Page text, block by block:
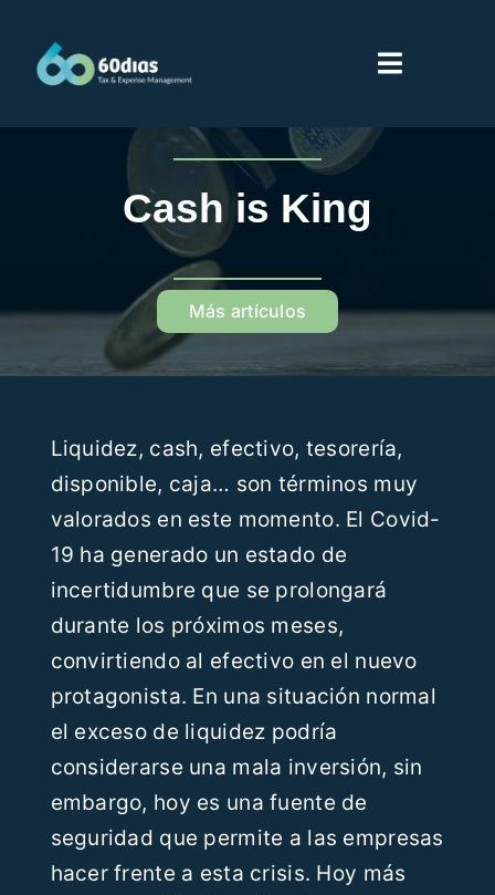
contenido
Toggle
Sobre 60dias
Partners
Proveedores
Recursos
Blog
Contáctanos
Cash is King
Más artículos
Liquidez, cash, efectivo, tesorería,
disponible, caja… son términos muy
valorados en este momento. El Covid-
19 ha generado un estado de
incertidumbre que se prolongará
durante los próximos meses,
convirtiendo al efectivo en el nuevo
protagonista. En una situación normal
el exceso de liquidez podría
considerarse una mala inversión, sin
embargo, hoy es una fuente de
seguridad que permite a las empresas
hacer frente a esta crisis. Hoy más